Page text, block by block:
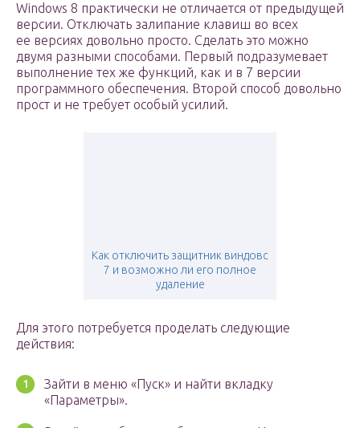
Windows 8 практически не отличается от предыдущей
версии. Отключать залипание клавиш во всех
ее версиях довольно просто. Сделать это можно
двумя разными способами. Первый подразумевает
выполнение тех же функций, как и в 7 версии
программного обеспечения. Второй способ довольно
прост и не требует особый усилий.
Как отключить защитник виндовс
7 и возможно ли его полное
удаление
Для этого потребуется проделать следующие
действия:
Зайти в меню «Пуск» и найти вкладку
«Параметры».